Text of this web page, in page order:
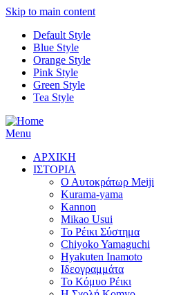
Skip to main content
Default Style
Blue Style
Orange Style
Pink Style
Green Style
Tea Style
Menu
ΑΡΧΙΚΗ
ΙΣΤΟΡΙΑ
Ο Αυτοκράτωρ Meiji
Kurama-yama
Kannon
Mikao Usui
Το Ρέικι Σύστημα
Chiyoko Yamaguchi
Hyakuten Inamoto
Ιδεογραμμάτα
Το Κόμυο Ρέικι